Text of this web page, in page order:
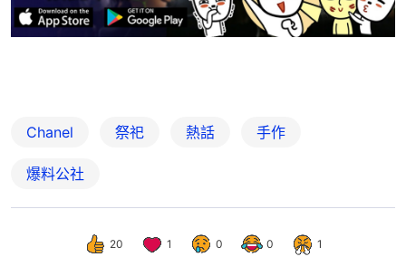
Chanel 祭祀 熱話 手作
爆料公社
20 1 0 0 1